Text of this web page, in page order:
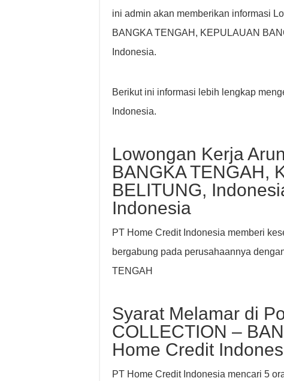
ini admin akan memberikan informasi
BANGKA TENGAH, KEPULAUAN
Indonesia.
Berikut ini informasi lebih lengkap
Indonesia.
Lowongan Kerja
BANGKA TENGAH,
BELITUNG,
Indonesia
PT Home Credit Indonesia memberi
bergabung pada perusahaannya
TENGAH
Syarat Melamar di
COLLECTION –
Home Credit
PT Home Credit Indonesia mencari 5